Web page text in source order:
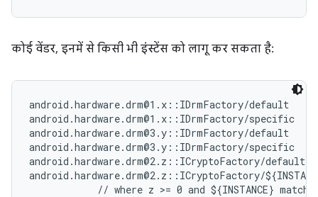
कोई वेंडर, इनमें से किसी भी इंस्टेंस को लागू कर सकता है:
android.hardware.drm@1.x::IDrmFactory/default
android.hardware.drm@1.x::IDrmFactory/specific
android.hardware.drm@3.y::IDrmFactory/default
android.hardware.drm@3.y::IDrmFactory/specific
android.hardware.drm@2.z::ICryptoFactory/
android.hardware.drm@2.z::ICryptoFactory/
// where z >= 0 and ${INSTANCE}